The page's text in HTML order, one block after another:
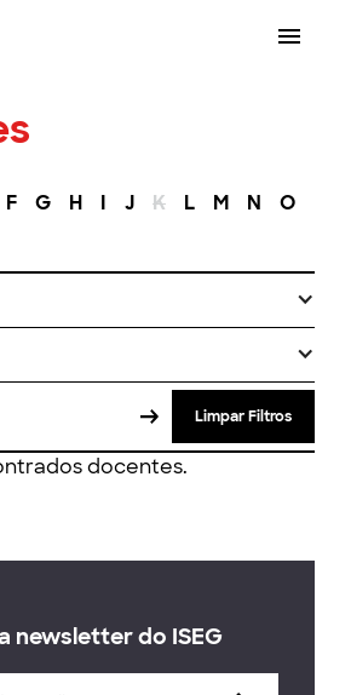
F G H I J K L M N O
Limpar Filtros
docentes.
newsletter do ISEG